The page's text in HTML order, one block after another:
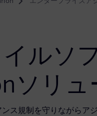
ルソ
ソリ
ス規制を守りながらア